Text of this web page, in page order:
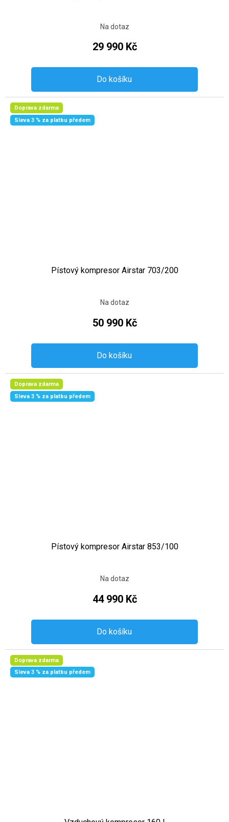
Na dotaz
29 990 Kč
Do košíku
Doprava zdarma
Sleva 3 % za platbu předem
Pístový kompresor Airstar 703/200
Na dotaz
50 990 Kč
Do košíku
Doprava zdarma
Sleva 3 % za platbu předem
Pístový kompresor Airstar 853/100
Na dotaz
44 990 Kč
Do košíku
Doprava zdarma
Sleva 3 % za platbu předem